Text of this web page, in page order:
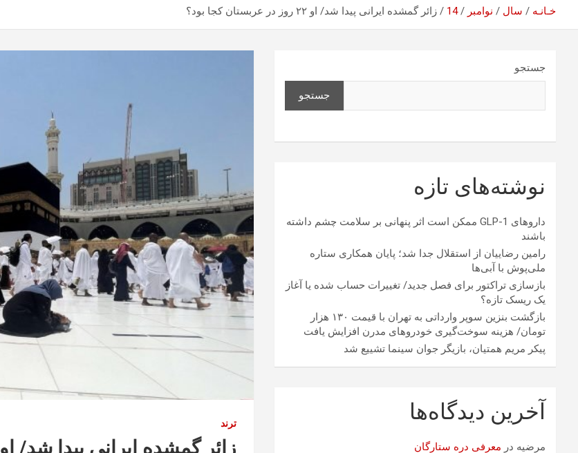
خـانـه سال نوامبر 14 زائر گمشده‌ ایرانی پیدا شد/ او ۲۲ روز در عربستان کجا بود؟
ترند
زائر گمشده‌ ایرانی پیدا شد/ او ۲۲ روز در عربستان کجا بود؟
جستجو
جستجو
نوشته‌های تازه
داروهای GLP-1 ممکن است اثر پنهانی بر سلامت چشم داشته
باشند
رامین رضاییان از استقلال جدا شد؛ پایان همکاری ستاره
ملی‌پوش با آبی‌ها
بازسازی تراکتور برای فصل جدید/ تغییرات حساب شده یا آغاز
یک ریسک تازه؟
بازگشت بنزین سوپر وارداتی به تهران با قیمت ۱۳۰ هزار
تومان/ هزینه سوخت‌گیری خودرو‌های مدرن افزایش یافت
پیکر مریم همتیان، بازیگر جوان سینما تشییع شد
آخرین دیدگاه‌ها
مرضیه در معرفی دره ستارگان